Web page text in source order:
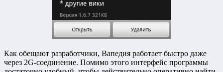
Как обещают разработчики, Вапедия работает быстро даже
через 2G-соединение. Помимо этого интерфейс программы